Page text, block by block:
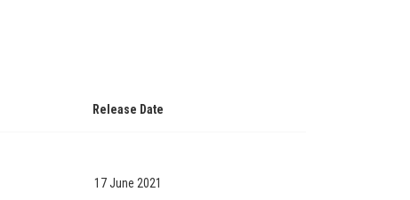
Release Date
17 June 2021